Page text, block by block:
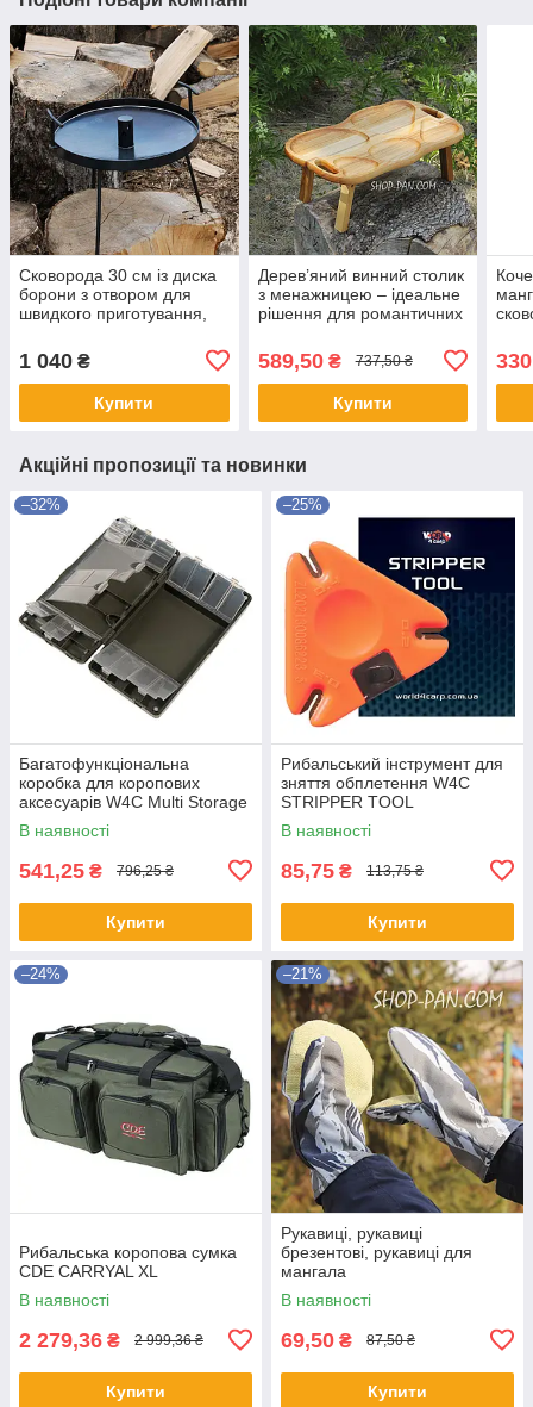
Сковорода 30 см із диска
борони з отвором для
швидкого приготування,
універсальна
1 040 ₴
Купити
Дерев’яний винний столик
з менажницею – ідеальне
рішення для романтичних
589,50₴ 737,50 ₴
Купити
дров
Акційні пропозиції та новинки
–32%
Багатофункціональна
коробка для коропових
аксесуарів W4C Multi Storage
Tackle Box
В наявності
541,25 ₴ 796,25 ₴
Купити
–25%
Рибальський інструмент для
зняття обплетення W4C
STRIPPER TOOL
В наявності
85,75 ₴ 113,75 ₴
Купити
–24%
Рибальська коропова сумка
CDE CARRYAL XL
В наявності
2 279,36 ₴ 2 999,36 ₴
Купити
–21%
Рукавиці, рукавиці
брезентові, рукавиці для
мангала
В наявності
69,50 ₴ 87,50 ₴
Купити